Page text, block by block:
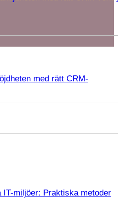
med rätt CRM-
IT-miljöer: Praktiska metoder